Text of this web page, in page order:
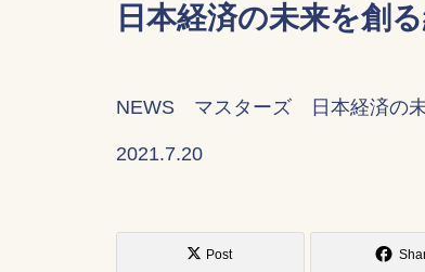
日本経済の未来を創
NEWS マスターズ 日本経済の未
2021.7.20
Post